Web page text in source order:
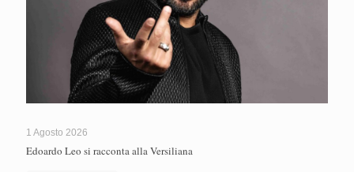
1 Agosto 2026
Edoardo Leo si racconta alla Versiliana